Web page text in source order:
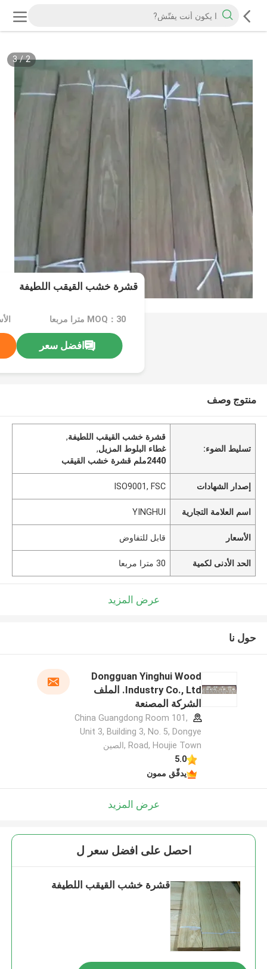
2
/
3
قشرة خشب القيقب اللطيفة
MOQ：30 مترا مربعا
افضل سعر
منتوج وصف
تسليط الضوء:
قشرة خشب القيقب اللطيفة,
غطاء البلوط المزيل,
2440ملم قشرة خشب القيقب
إصدار الشهادات ISO9001, FSC
اسم العلامة التجارية YINGHUI
الأسعار قابل للتفاوض
الحد الأدنى لكمية 30 مترا مربعا
عرض المزيد
حول نا
Dongguan Yinghui Wood
Industry Co., Ltd. الملف
الشركة المصنعة
China Guangdong Room 101,
Unit 3, Building 3, No. 5, Dongye
Road, Houjie Town ,الصين
5.0
يدقّق ممون
عرض المزيد
احصل على افضل سعر ل
قشرة خشب القيقب اللطيفة